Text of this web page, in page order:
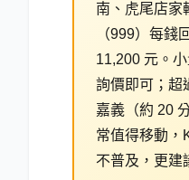
南、虎尾店家
（999）每錢
11,200 元。
詢價即可；超
嘉義（約 20
常值得移動，
不普及，更建